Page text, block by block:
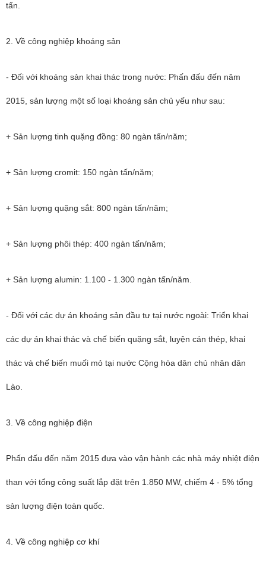
tấn.
2. Về công nghiệp khoáng sản
- Đối với khoáng sản khai thác trong nước: Phấn đấu đến năm
2015, sản lượng một số loại khoáng sản chủ yếu như sau:
+ Sản lượng tinh quặng đồng: 80 ngàn tấn/năm;
+ Sản lượng cromit: 150 ngàn tấn/năm;
+ Sản lượng quặng sắt: 800 ngàn tấn/năm;
+ Sản lượng phôi thép: 400 ngàn tấn/năm;
+ Sản lượng alumin: 1.100 - 1.300 ngàn tấn/năm.
- Đối với các dự án khoáng sản đầu tư tại nước ngoài: Triển khai
các dự án khai thác và chế biến quặng sắt, luyện cán thép, khai
thác và chế biến muối mỏ tại nước Cộng hòa dân chủ nhân dân
Lào.
3. Về công nghiệp điện
Phấn đấu đến năm 2015 đưa vào vận hành các nhà máy nhiệt điện
than với tổng công suất lắp đặt trên 1.850 MW, chiếm 4 - 5% tổng
sản lượng điện toàn quốc.
4. Về công nghiệp cơ khí